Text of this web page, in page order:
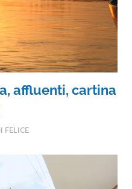
affluenti, cartina
FELICE